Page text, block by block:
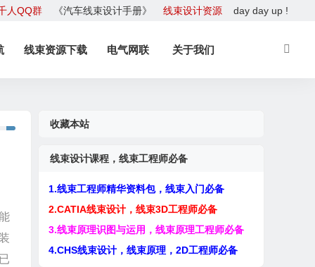
人QQ群 《汽车线束设计手册》 线束设计资源 day day up !
线束资源下载 电气网联 关于我们
收藏本站
线束设计课程，线束工程师必备
1.线束工程师精华资料包，线束入门必备
2.CATIA线束设计，线束3D工程师必备
3.线束原理识图与运用，线束原理工程师必备
4.CHS线束设计，线束原理，2D工程师必备